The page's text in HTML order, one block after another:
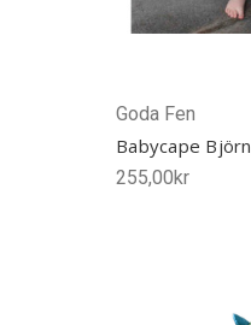
Goda Fen
Babycape Björn
255,00kr